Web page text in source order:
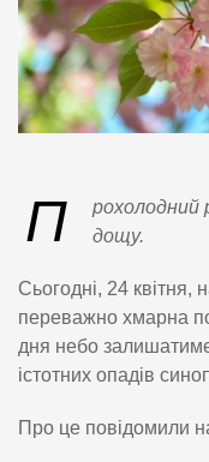
П
рохолодний
дощу.
Сьогодні, 24 квітня,
переважно хмарна
дня небо
істотних опадів
Про це повідомили